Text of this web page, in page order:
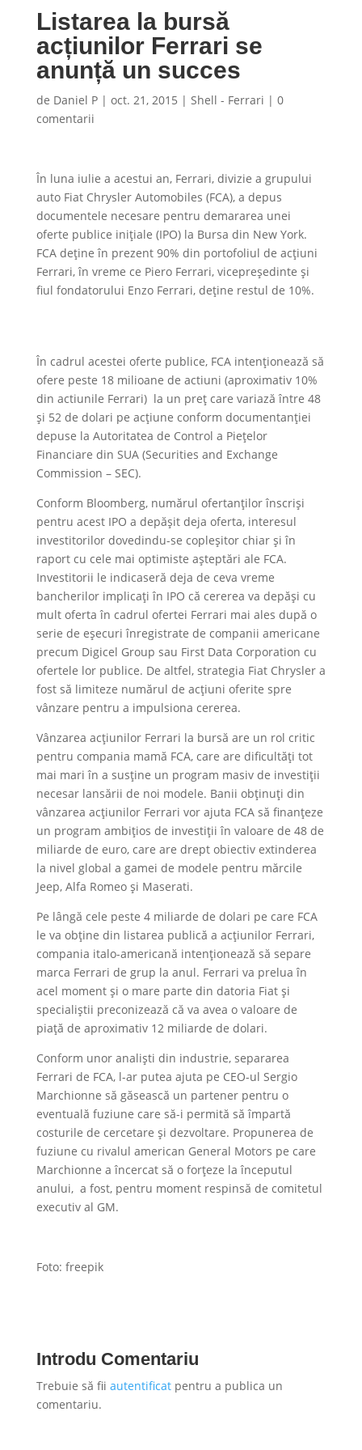
Listarea la bursă
acțiunilor Ferrari se
anunță un succes
de Daniel P| oct. 21, 2015 | Shell - Ferrari | 0
comentarii
În luna iulie a acestui an, Ferrari, divizie a grupului
auto Fiat Chrysler Automobiles (FCA), a depus
documentele necesare pentru demararea unei
oferte publice iniţiale (IPO) la Bursa din New York.
FCA deţine în prezent 90% din portofoliul de acțiuni
Ferrari, în vreme ce Piero Ferrari, vicepreşedinte şi
fiul fondatorului Enzo Ferrari, deține restul de 10%.
În cadrul acestei oferte publice, FCA intenționează să
ofere peste 18 milioane de actiuni (aproximativ 10%
din actiunile Ferrari) la un preț care variază între 48
și 52 de dolari pe acțiune conform documentanției
depuse la Autoritatea de Control a Pieţelor
Financiare din SUA (Securities and Exchange
Commission – SEC).
Conform Bloomberg, numărul ofertanților înscriși
pentru acest IPO a depășit deja oferta, interesul
investitorilor dovedindu-se copleșitor chiar și în
raport cu cele mai optimiste așteptări ale FCA.
Investitorii le indicaseră deja de ceva vreme
bancherilor implicați în IPO că cererea va depăși cu
mult oferta în cadrul ofertei Ferrari mai ales după o
serie de eșecuri înregistrate de companii americane
precum Digicel Group sau First Data Corporation cu
ofertele lor publice. De altfel, strategia Fiat Chrysler a
fost să limiteze numărul de acțiuni oferite spre
vânzare pentru a impulsiona cererea.
Vânzarea acțiunilor Ferrari la bursă are un rol critic
pentru compania mamă FCA, care are dificultăți tot
mai mari în a susține un program masiv de investiții
necesar lansării de noi modele. Banii obținuți din
vânzarea acțiunilor Ferrari vor ajuta FCA să finanțeze
un program ambițios de investiţii în valoare de 48 de
miliarde de euro, care are drept obiectiv extinderea
la nivel global a gamei de modele pentru mărcile
Jeep, Alfa Romeo şi Maserati.
Pe lângă cele peste 4 miliarde de dolari pe care FCA
le va obține din listarea publică a acțiunilor Ferrari,
compania italo-americană intenționează să separe
marca Ferrari de grup la anul. Ferrari va prelua în
acel moment și o mare parte din datoria Fiat și
specialiștii preconizează că va avea o valoare de
piață de aproximativ 12 miliarde de dolari.
Conform unor analiști din industrie, separarea
Ferrari de FCA, l-ar putea ajuta pe CEO-ul Sergio
Marchionne să găsească un partener pentru o
eventuală fuziune care să-i permită să împartă
costurile de cercetare și dezvoltare. Propunerea de
fuziune cu rivalul american General Motors pe care
Marchionne a încercat să o forțeze la începutul
anului, a fost, pentru moment respinsă de comitetul
executiv al GM.
Foto: freepik
Introdu Comentariu
Trebuie să fii autentificatpentru a publica un
comentariu.